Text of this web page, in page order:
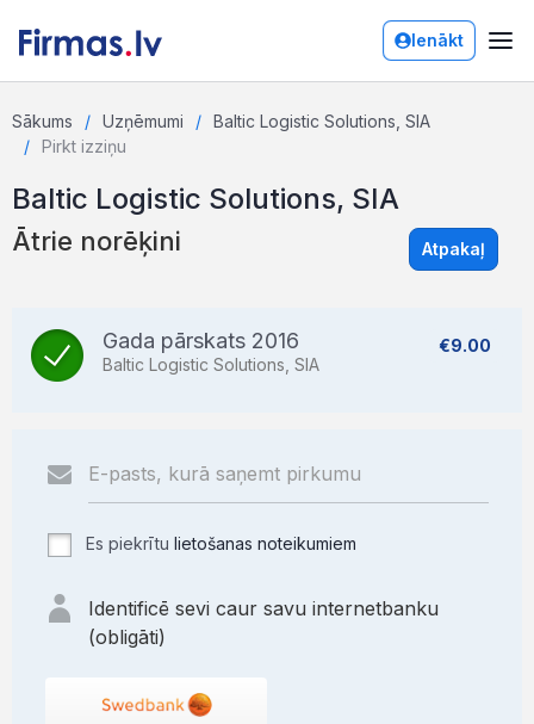
Ienākt
Sākums Uzņēmumi
Baltic Logistic Solutions, SIA
Pirkt izziņu
Baltic Logistic Solutions, SIA
Ātrie norēķini Atpakaļ
Gada pārskats 2016
Baltic Logistic Solutions, SIA
€9.00
Es piekrītu lietošanas noteikumiem
Identificē sevi caur savu internetbanku
(obligāti)